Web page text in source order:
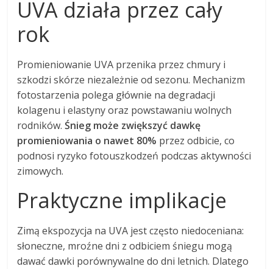
UVA działa przez cały
rok
Promieniowanie UVA przenika przez chmury i
szkodzi skórze niezależnie od sezonu. Mechanizm
fotostarzenia polega głównie na degradacji
kolagenu i elastyny oraz powstawaniu wolnych
rodników.Śnieg może zwiększyć dawkę
promieniowania o nawet 80% przez odbicie, co
podnosi ryzyko fotouszkodzeń podczas aktywności
zimowych.
Praktyczne implikacje
Zimą ekspozycja na UVA jest często niedoceniana:
słoneczne, mroźne dni z odbiciem śniegu mogą
dawać dawki porównywalne do dni letnich. Dlatego